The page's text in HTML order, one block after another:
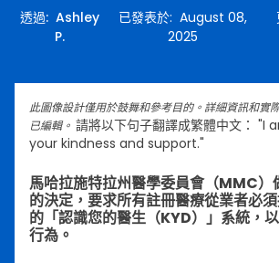
透過: Ashley
P.
已發表於:August 08,
2025
此圖像設計僅用於鼓舞和參考目的。詳細資訊和實
已編輯。 請將以下句子翻譯成繁體中文：
your kindness and support."
馬哈拉施特拉州醫學委員會（MMC）
的決定，要求所有註冊醫療從業者必
的「認識您的醫生（KYD）」系統，
行為。